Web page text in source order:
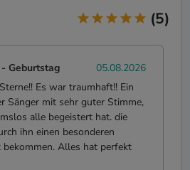
(5)
- Geburtstag
05.08.2026
Es war traumhaft!! Ein
Sänger mit sehr guter Stimme,
alle begeistert hat. die
ihn einen besonderen
bekommen. Alles hat perfekt